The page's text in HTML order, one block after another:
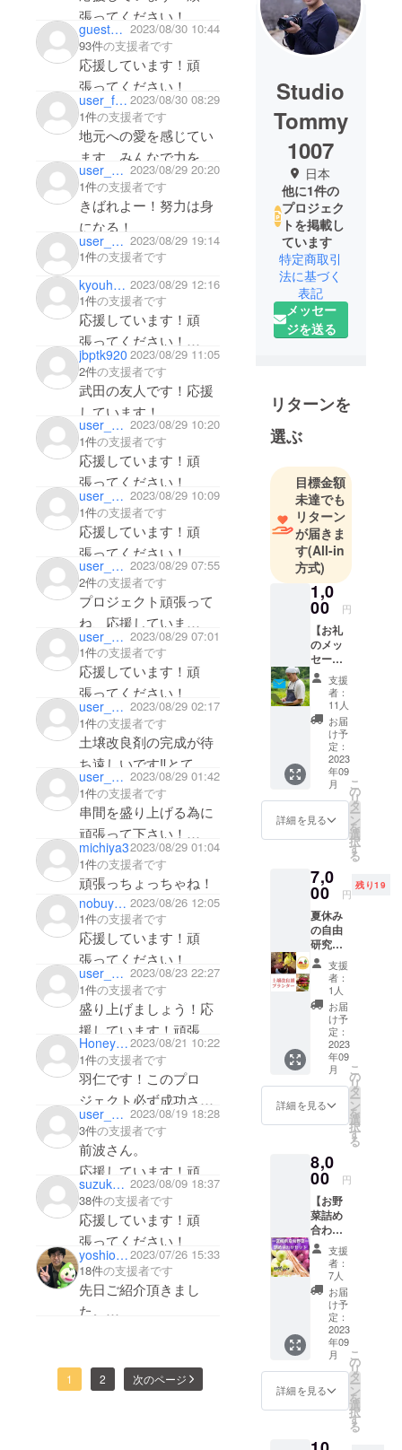
張ってください！
guest15b93cf5e224 2023/08/30 10:44
93件の支援者です
応援しています！頑
張ってください！
user_f93f8c764b74 2023/08/30 08:29
1件の支援者です
地元への愛を感じてい
ます。みんなで力を合
わせて。
user_15f82140ac74 2023/08/29 20:20
1件の支援者です
きばれよー！努力は身
になる！
user_57add8589fa4 2023/08/29 19:14
1件の支援者です
kyouhei77 2023/08/29 12:16
1件の支援者です
応援しています！頑
張ってください！
特に武田ゆうと＆ゆう
すけ！！
jbptk920 2023/08/29 11:05
2件の支援者です
武田の友人です！応援
しています！
頑張ってください！
user_4097e2adeb94 2023/08/29 10:20
1件の支援者です
応援しています！頑
張ってください！
user_b3e757395ca4 2023/08/29 10:09
1件の支援者です
応援しています！頑
張ってください！
user_cfc39ae8bcc4 2023/08/29 07:55
2件の支援者です
プロジェクト頑張って
ね、応援していま
す！
user_3564dfd53c54 2023/08/29 07:01
1件の支援者です
応援しています！頑
user_922def906a54 2023/08/29 02:17
1件の支援者です
土壌改良剤の完成が待
ち遠しいです‼️とても
楽しみにしています。
user_befe6e2357a4 2023/08/29 01:42
1件の支援者です
串間を盛り上げる為に
頑張って下さい！
リターンは克樹宅の冷
蔵庫にある牛肉と熟成
魚を食べに突撃しま
す！笑
michiya32023/08/29 01:04
1件の支援者です
頑張っちょっちゃね！
nobuyakasai16 2023/08/26 12:05
1件の支援者です
応援しています！頑
張ってください！
user_b502d4b537f4 2023/08/23 22:27
1件の支援者です
盛り上げましょう！応
援しています！頑張っ
てください！
Honey_Politics2023/08/21 10:22
1件の支援者です
羽仁です！このプロ
ジェクト必ず成功させ
ましょう！！(≧▽≦)
応援しています！頑
張ってください！
user_1cd8bdf41cc4 2023/08/19 18:28
3件の支援者です
前波さん。
応援しています！頑
張ってください！
suzuko0806 2023/08/09 18:37
38件の支援者です
応援しています！頑
張ってください！
yoshio mizuguchi2023/07/26 15:33
18件の支援者です
先日ご紹介頂きまし
た。
のですが、内容に感銘
を受けました。^_^愛
1 2 次のページ
Studio
Tommy
1007
日本
他に1件の
プロジェク
トを掲載し
ています
特定商取引
法に基づく
表記
メッセー
ジを送る
リターンを
選ぶ
目標金額
未達でも
リターン
が届きま
す(All-in
方式)
1,0
00 円
【お礼
のメッ
セー
ジ】 感
謝の気
持ちを
メール
にてお
送りさ
せてい
ただき
ます！
支援
者：
11人
お届
け予
定：
2023
年09
月
詳細を見る
こ
の
リ
タ
ー
ン
を
選
択
す
る
7,0
00 円
残り19
夏休み
の自由
研究に
もオス
スメ！
【土壌
改良剤
プラン
ターで
お気軽
自宅菜
園】 宮
崎県串
間市で
実際に
農家さ
用して
いただ
いてい
る土壌
改良剤
入りの
土を
使った
プラン
ター栽
培の
キット
が届き
ます！
食育の
重要性
が囁か
一緒
支援
者：
1人
お届
け予
定：
2023
年09
月
詳細を見る
こ
の
リ
タ
ー
ン
を
選
択
す
る
8,0
00 円
【お野
菜詰め
合わせ3
種類
セッ
ト】宮
崎県産
土壌改
良剤を
配合し
た土で
育てた
美味し
いお野
菜詰め
合わせ3
セット
支援
者：
7人
お届
け予
定：
2023
年09
月
詳細を見る
こ
の
リ
タ
ー
ン
を
選
択
す
る